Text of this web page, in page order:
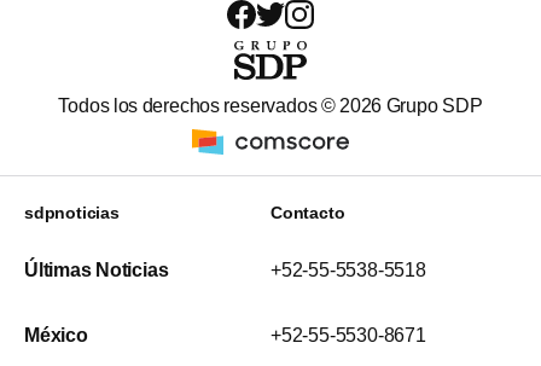
Todos los derechos reservados © 2026 Grupo SDP
sdpnoticias
Últimas Noticias
México
Contacto
+52-55-5538-5518
+52-55-5530-8671